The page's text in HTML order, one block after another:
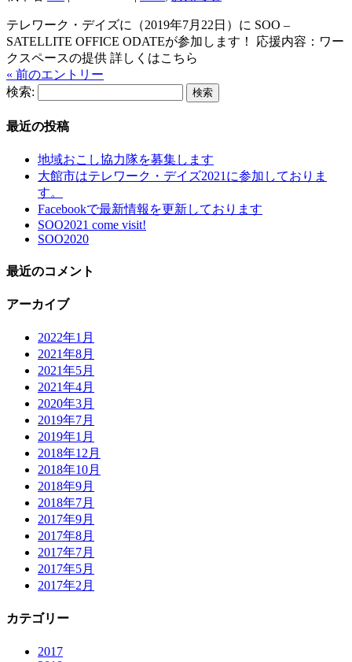
テレワーク・デイズに（2019年7月22日）に SOO –
SATELLITE OFFICE ODATEが参加します！ 応援内容：ワー
クスペースの提供 詳しくはこちら
« 前のエントリー
検索:
最近の投稿
地域おこし協力隊を募集します
大館市はテレワーク・デイズ2021に参加しておりま
す。
Facebookで最新情報を更新しております
SOO2021 come visit!
SOO2020
最近のコメント
アーカイブ
2022年1月
2021年8月
2021年5月
2021年4月
2020年3月
2019年7月
2019年1月
2018年12月
2018年10月
2018年9月
2018年7月
2017年9月
2017年8月
2017年7月
2017年5月
2017年2月
カテゴリー
2017